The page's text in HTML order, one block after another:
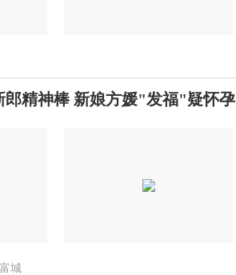
郎精神棒 新娘方媛"发福"疑怀孕
城